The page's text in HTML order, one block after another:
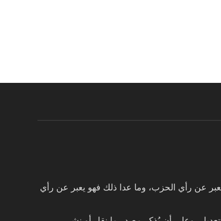
تعبر عن رأي الحزب، وما عدا ذلك فهو يعبر عن رأي